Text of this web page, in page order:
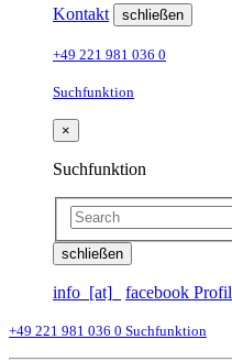
Kontakt
schließen
+49 221 981 036 0
Suchfunktion
×
Suchfunktion
schließen
info_[at]_ facebook Profil
+49 221 981 036 0 Suchfunktion